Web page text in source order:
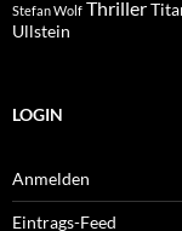
Stefan Wolf Thriller
Ullstein
LOGIN
Anmelden
Eintrags-Feed